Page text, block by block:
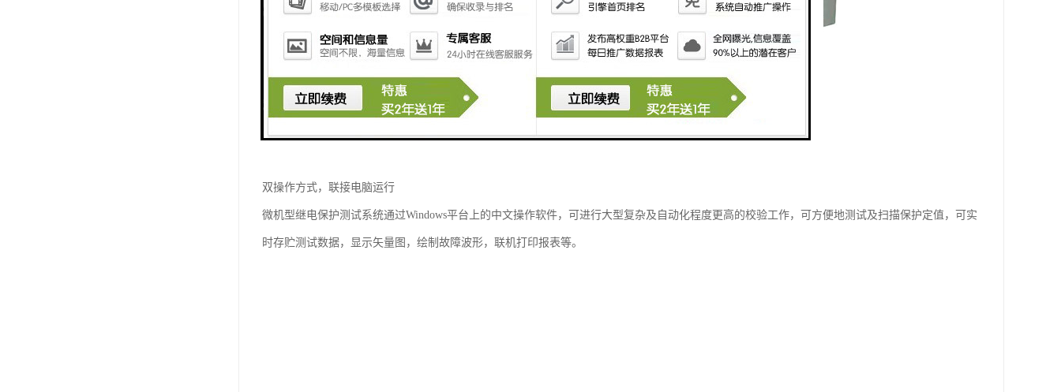
双操作方式，联接电脑运行
微机型继电保护测试系统通过Windows平台上的中文操作软件，可进行大型复杂及自动化程度更高的校验工作，可方便地测试及扫描保护定值，可实
时存贮测试数据，显示矢量图，绘制故障波形，联机打印报表等。